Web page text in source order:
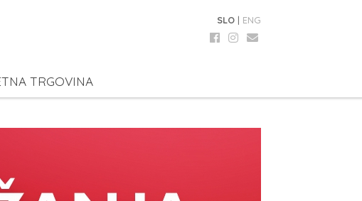
SLO | ENG
TRGOVINA